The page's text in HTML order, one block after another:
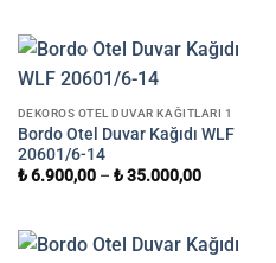
DEKOROS OTEL DUVAR KAĞITLARI 1
Bordo Otel Duvar Kağıdı WLF
20601/6-14
₺6.900,00– ₺35.000,00